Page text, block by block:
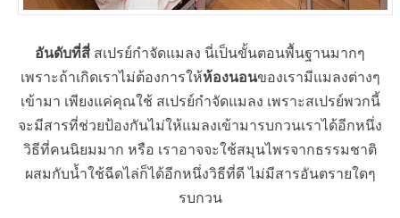
อันดับที่สี่ สเปรย์กำจัดแมลง นี่เป็นขั้นตอนพื้นฐานมากๆ
เพราะถ้าเกิดเราไม่ต้องการให้ห้องนอนของเรามีแมลงต่างๆ
เข้ามา เพียงแค่คุณใช้ สเปรย์กำจัดแมลง เพราะสเปรย์พวกนี้
จะมีสารที่ช่วยป้องกันไม่ให้แมลงเข้ามารบกวนเราได้อีกหนึ่ง
วิธีที่คนนิยมมาก หรือ เราอาจจะใช้สมุนไพรจากธรรมชาติ
ผสมกับน้ำใช้ฉีดไล่ก็ได้อีกหนึ่งวิธีที่ดี ไม่มีสารอันตรายใดๆ
รบกวน